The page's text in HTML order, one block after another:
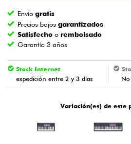
Vientos
Violines y cuarteto
Niños
HiFi
Envíogratis
Precios bajosgarantizados
Satisfecho o rembolsado
Garantía 3 años
Stock Internet
expedición entre 2 y 3 días
Variación(es) de este